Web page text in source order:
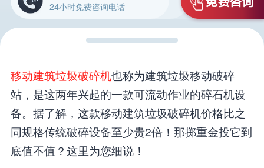
24小时免费咨询电话
移动建筑垃圾破碎机也称为建筑垃圾移动破碎
站，是这两年兴起的一款可流动作业的碎石机设
备。据了解，这款移动建筑垃圾破碎机价格比之
同规格传统破碎设备至少贵2倍！那掷重金投它到
底值不值？这里为您细说！